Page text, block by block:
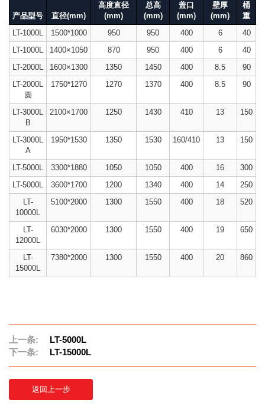
产品型号 直径(mm)
高度直径
(mm)
总高
(mm)
盖口
(mm)
壁厚
(mm)
桶
重
LT-1000L
1500*1000 950 950 400 6
40
LT-1000L
1400×1050 870 950 400 6
40
LT-2000L
1600×1300 1350 1450 400 8.5
90
LT-2000L
圆
1750*1270 1270 1370 400 8.5 90
LT-3000L
B
2100×1700 1250 1430 410 13 150
LT-3000L
A
1950*1530 1350 1530 160/410 13 150
LT-5000L 3300*1880 1050 1050 400 16
300
LT-5000L
3600*1700 1200 1340 400 14
250
LT-
10000L
5100*2000 1300 1550 400 18 520
LT-
12000L
6030*2000 1300 1550 400 19 650
LT-
15000L
7380*2000 1300 1550 400 20 860
上一条:
LT-5000L
下一条:
LT-15000L
返回上一步